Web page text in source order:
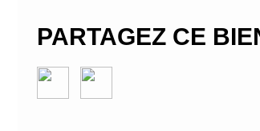
PARTAGEZ CE